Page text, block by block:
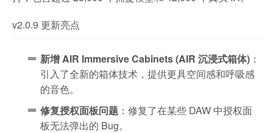
v2.0.9 更新亮点
新增 AIR Immersive Cabinets (AIR 沉浸式箱体) ：
引入了全新的箱体技术，提供更具空间感和呼吸感
的音色。
修复授权面板问题 ：修复了在某些 DAW 中授权面
板无法弹出的 Bug。